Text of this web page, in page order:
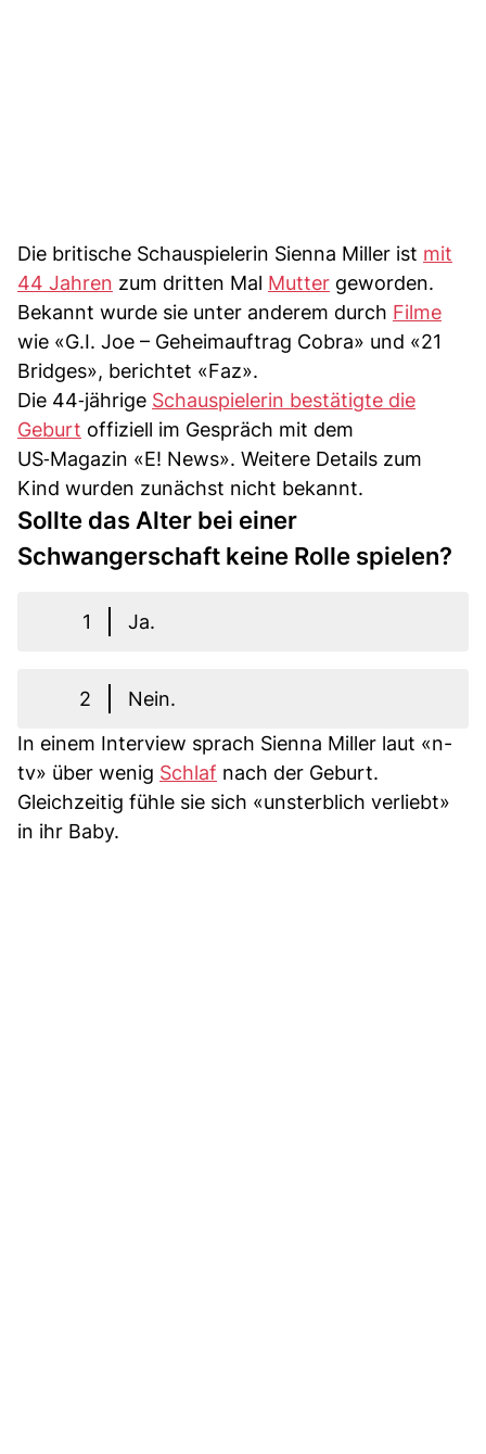
Die britische Schauspielerin Sienna Miller ist mit
44 Jahren zum dritten Mal Mutter geworden.
Bekannt wurde sie unter anderem durch Filme
wie «G.I. Joe – Geheimauftrag Cobra» und «21
Bridges», berichtet «Faz».
Die 44‑jährige Schauspielerin bestätigte die
Geburt offiziell im Gespräch mit dem
US‑Magazin «E! News». Weitere Details zum
Kind wurden zunächst nicht bekannt.
Sollte das Alter bei einer
Schwangerschaft keine Rolle spielen?
1 Ja.
2
Nein.
In einem Interview sprach Sienna Miller laut «n-
tv» über wenig Schlaf nach der Geburt.
Gleichzeitig fühle sie sich «unsterblich verliebt»
in ihr Baby.